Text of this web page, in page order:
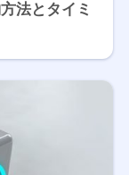
法とタイミ